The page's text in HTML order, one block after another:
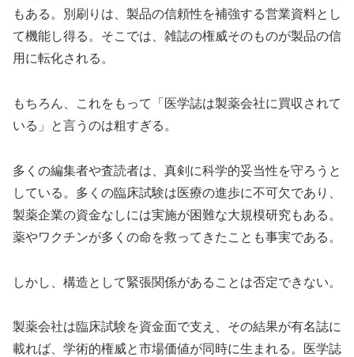
もある。別刷りは、製品の信頼性を補強する営業資料とし
て機能し得る。そこでは、雑誌の権威そのものが製品の信
用に転化される。
もちろん、これをもって「医学誌は製薬会社に買収されて
いる」と言うのは粗すぎる。
多くの編集者や査読者は、真剣に科学的妥当性を守ろうと
している。多くの臨床試験は医療の進歩に不可欠であり、
製薬企業の資金なしには実施が困難な大規模研究もある。
薬やワクチンが多くの命を救ってきたことも事実である。
しかし、構造として緊張関係があることは否定できない。
製薬会社は臨床試験を資金面で支え、その結果が有名誌に
載れば、学術的権威と市場価値が同時に生まれる。医学誌